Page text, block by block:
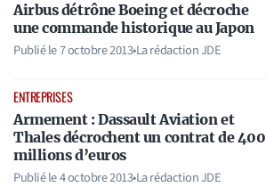
Airbus détrône Boeing et décroche
une commande historique au Japon
Publié le7 octobre 2013•La rédaction JDE
ENTREPRISES
Armement : Dassault Aviation et
Thales décrochent un contrat de 400
millions d’euros
Publié le4 octobre 2013•La rédaction JDE